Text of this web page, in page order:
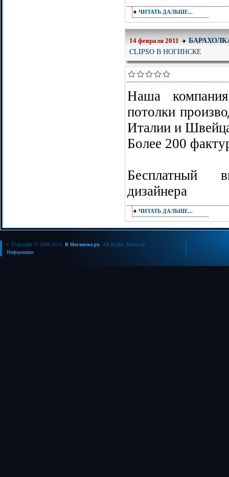
ЧИТАТЬ ДАЛЬШЕ...
14 февраля 2011
CLIPSO В НОГИНСКЕ
Наша
потолки
Италии и
Более 200
Бесплатный
дизайнера
ЧИТАТЬ ДАЛЬШЕ...
• Copyright © 2008-2015. В Ногинске.ру. All Rights Reserved
Информация